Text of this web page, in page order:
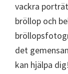
vackra
bröllop och
det
kan hjälpa dig!